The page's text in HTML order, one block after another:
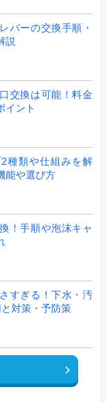
バーの交換手順・
説
交換は可能！料金
イント
種類や仕組みを解
能や選び方
！手順や泡沫キャ
すぎる！下水・汚
対策・予防策